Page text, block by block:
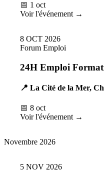
📅 1 oct
Voir l'événement →
8 OCT 2026
Forum Emploi
24H Emploi
📍 La Cité de la Mer,
📅 8 oct
Voir l'événement →
Novembre 2026
5 NOV 2026